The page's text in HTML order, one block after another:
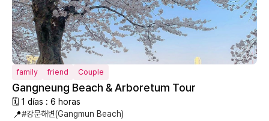
family friend Couple
Gangneung Beach & Arboretum Tour
🗓 1 días : 6 horas
📍#강문해변(Gangmun Beach)